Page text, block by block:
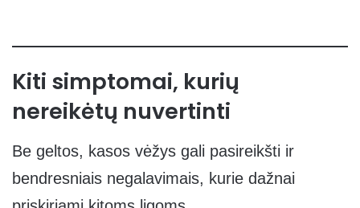
Kiti simptomai, kurių
nereikėtų nuvertinti
Be geltos, kasos vėžys gali pasireikšti ir
bendresniais negalavimais, kurie dažnai